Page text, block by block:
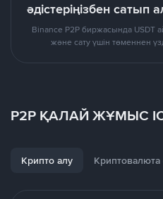
әдістеріңізбен
Binance P2P биржасында USDT
және сату үшін төменнен
P2P ҚАЛАЙ ЖҰМЫС
Крипто алу Криптовалюта